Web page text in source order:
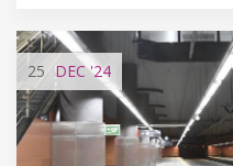
25 DEC'24